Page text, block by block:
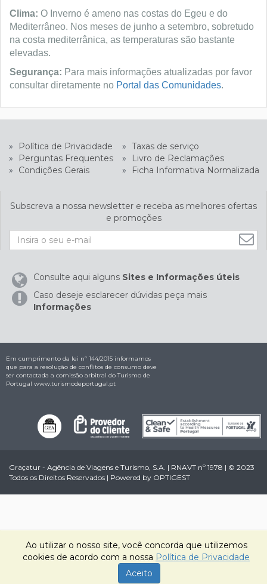
Clima: O Inverno é ameno nas costas do Egeu e do
Mediterrâneo. Nos meses de junho a setembro, sobretudo
na costa mediterrânica, as temperaturas são bastante
elevadas.
Segurança: Para mais informações atualizadas por favor
consultar diretamente no Portal das Comunidades.
» Política de Privacidade » Taxas de serviço
»
Perguntas Frequentes »
Livro de Reclamações
»
Condições Gerais » Ficha Informativa Normalizada
Subscreva a nossa newsletter e receba as melhores ofertas
e promoções
Consulte aqui alguns Sites e Informações úteis
Caso deseje esclarecer dúvidas peça mais
Informações
Em cumprimento da lei nº 144/2015 informamos
que para a resolução de conflitos de consumo deve
ser contactada a comissão arbitral do Turismo de
Portugal www.turismodeportugal.pt
Graçatur - Agência de Viagens e Turismo, S.A. | RNAVT nº 1978 | © 2023
Todos os Direitos Reservados | Powered by OPTIGEST
Ao utilizar o nosso site, você concorda que utilizemos
cookies de acordo com a nossa Política de Privacidade
Aceito